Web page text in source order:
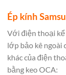
Ép kính
Với điện thoại kể
lớp bảo kê ngoài
khác của điện
bằng keo OCA: